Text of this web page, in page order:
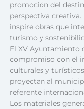
promoción del
perspectiva creativa.
inspire obras que
turismo y
El XV Ayuntamiento
compromiso con el
culturales y
proyectan al
referente
Los materiales